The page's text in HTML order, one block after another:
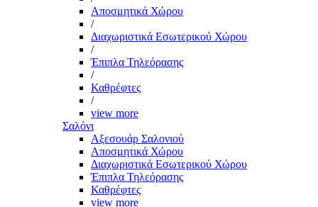
Αποσμητικά Χώρου
/
Διαχωριστικά Εσωτερικού Χώρου
/
Έπιπλα Τηλεόρασης
/
Καθρέφτες
/
view more
Σαλόνι
Αξεσουάρ Σαλονιού
Αποσμητικά Χώρου
Διαχωριστικά Εσωτερικού Χώρου
Έπιπλα Τηλεόρασης
Καθρέφτες
view more